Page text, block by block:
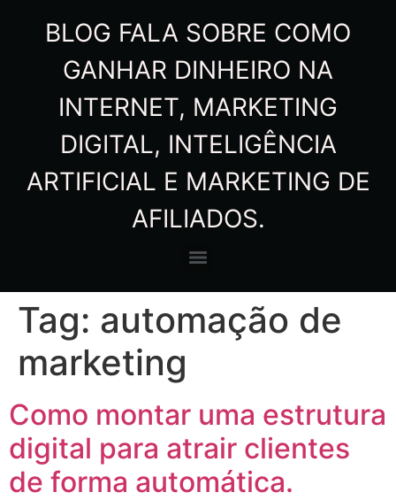
BLOG FALA SOBRE COMO
GANHAR DINHEIRO NA
INTERNET, MARKETING
DIGITAL, INTELIGÊNCIA
ARTIFICIAL E MARKETING DE
AFILIADOS.
Tag: automação de
marketing
Como montar uma estrutura
digital para atrair clientes
de forma automática.